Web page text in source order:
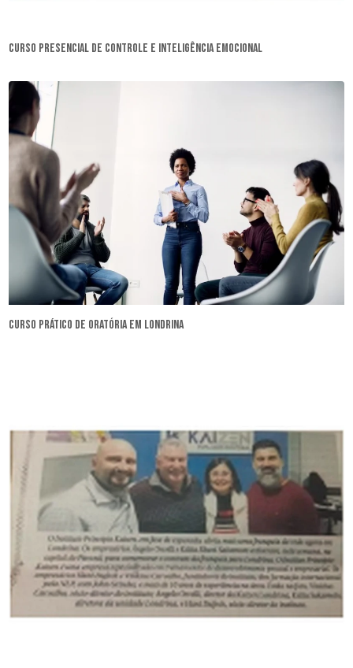
curso presencial de controle e inteligência emocional
curso prático de oratória em Londrina